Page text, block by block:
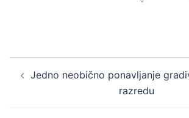
navigation
Jedno neobično ponavljanje
razredu